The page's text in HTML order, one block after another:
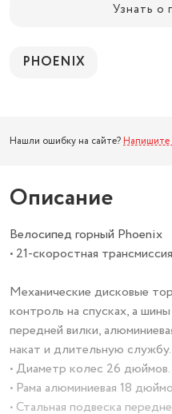
Узнать о
PHOENIX
Нашли ошибку на сайте? Напишите
Описание
Велосипед горный Phoenix
• 21-скоростная
Механические дисковые
контроль на спусках, а
передней вилки,
накат и длительную службу.
• Диаметр колес 26 дюймов.
• Рама алюминиевая 18
• Стальная подвеска